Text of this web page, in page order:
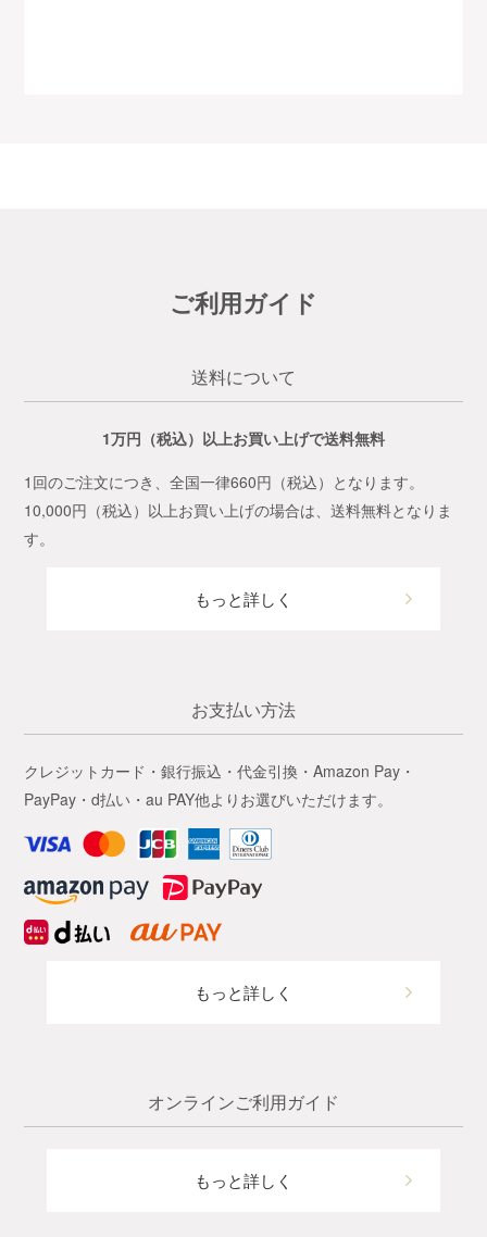
ご利用ガイド
送料について
1万円（税込）以上お買い上げで送料無料
1回のご注文につき、全国一律660円（税込）となります。
10,000円（税込）以上お買い上げの場合は、送料無料となりま
す。
もっと詳しく
お支払い方法
クレジットカード・銀行振込・代金引換・Amazon Pay・
PayPay・d払い・au PAY他よりお選びいただけます。
もっと詳しく
オンラインご利用ガイド
もっと詳しく